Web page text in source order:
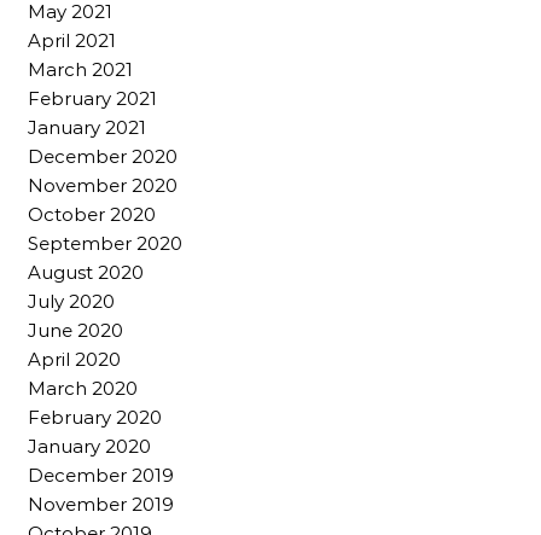
May 2021
April 2021
March 2021
February 2021
January 2021
December 2020
November 2020
October 2020
September 2020
August 2020
July 2020
June 2020
April 2020
March 2020
February 2020
January 2020
December 2019
November 2019